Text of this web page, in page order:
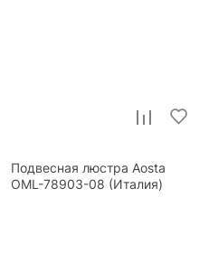
Подвесная люстра Aosta
OML-78903-08 (Италия)